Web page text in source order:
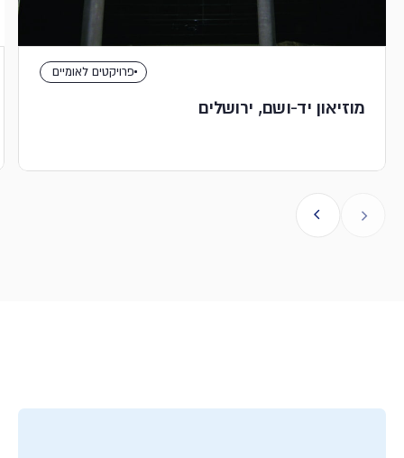
פרויקטים לאומיים
מוזיאון יד-ושם, ירושלים